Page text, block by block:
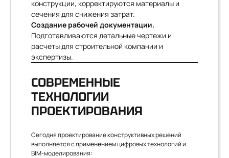
конструкции, корректируются материалы и
сечения для снижения затрат.
Создание рабочей документации.
Подготавливаются детальные чертежи и
расчеты для строительной компании и
экспертизы.
СОВРЕМЕННЫЕ
ТЕХНОЛОГИИ
ПРОЕКТИРОВАНИЯ
Сегодня проектирование конструктивных решений
выполняется с применением цифровых технологий и
BIM-моделирования: